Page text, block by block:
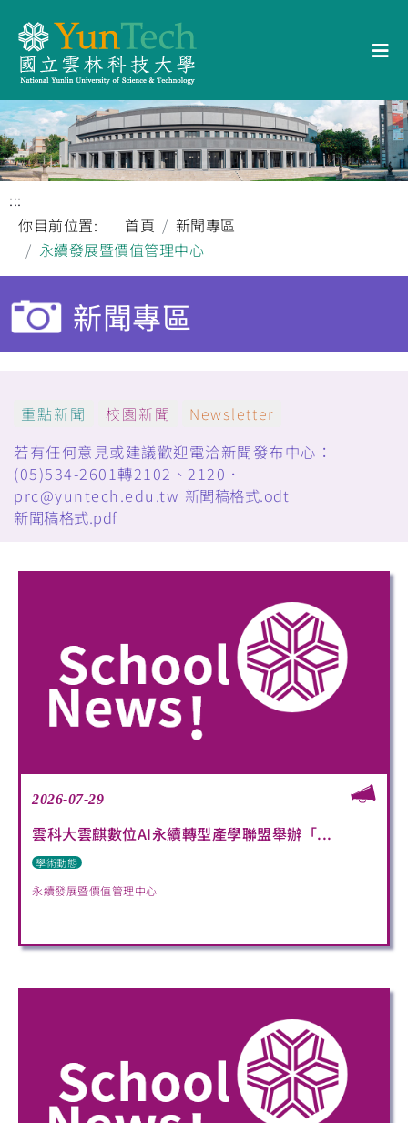
:::
你目前位置:
首頁
新聞專區
永續發展暨價值管理中心
新聞專區
重點新聞 校園新聞
Newsletter
若有任何意見或建議歡迎電洽新聞發布中心：
(05)534-2601轉2102、2120．
prc@yuntech.edu.tw 新聞稿格式.odt
新聞稿格式.pdf
2026-07-29
雲科大雲麒數位AI永續轉型產學聯盟舉辦「...
學術動態
永續發展暨價值管理中心